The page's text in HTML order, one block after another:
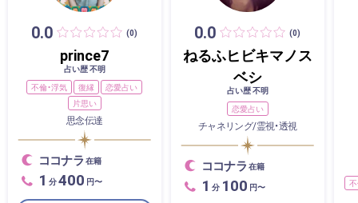
0.0 (0)
prince7
占い歴 不明
不倫・浮気
復縁
恋愛占い
片思い
思念伝達
ココナラ 在籍
1 分400 円〜
0.0 (0)
ねるふヒビキマノス
ベシ
占い歴 不明
恋愛占い
チャネリング/霊視・透視
ココナラ 在籍
1 分 100 円〜